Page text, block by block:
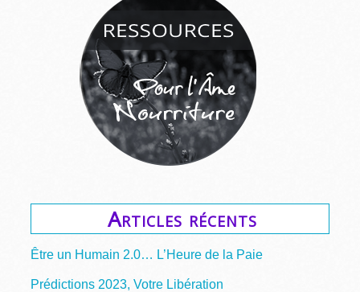
Articles récents
Être un Humain 2.0… L’Heure de la Paie
Prédictions 2023, Votre Libération